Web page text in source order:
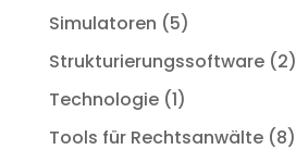
Simulatoren (5)
Strukturierungssoftware(2)
Technologie(1)
Tools für Rechtsanwälte(8)